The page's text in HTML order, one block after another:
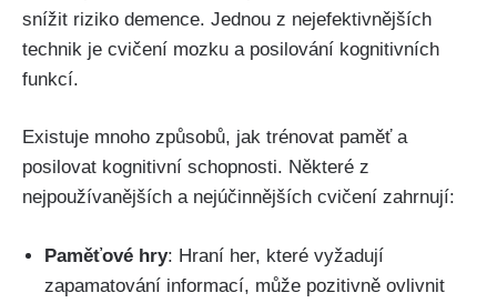
snížit riziko demence. Jednou z nejefektivnějších
technik je cvičení mozku a posilování kognitivních
funkcí.
Existuje mnoho způsobů, jak trénovat paměť a
posilovat kognitivní schopnosti. Některé z
nejpoužívanějších a nejúčinnějších cvičení zahrnují:
Paměťové hry: Hraní her, které vyžadují
zapamatování informací, může pozitivně ovlivnit